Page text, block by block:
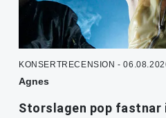
KONSERTRECENSION -
Agnes
Storslagen pop fastnar